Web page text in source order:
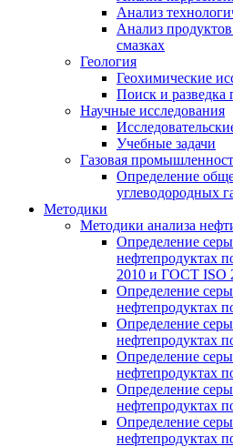
Анализ
Анализ
смазках
Геология
Геохимические
Поиск и разведка
Научные исследования
Учебные задачи
Газовая
Определение
углеводородных
Методики
Методики анализа
Определение
2010 и ГОСТ ISO
Определение
нефтепродуктах
Определение
нефтепродуктах
Определение
нефтепродуктах
Определение
нефтепродуктах
Определение
нефтепродуктах